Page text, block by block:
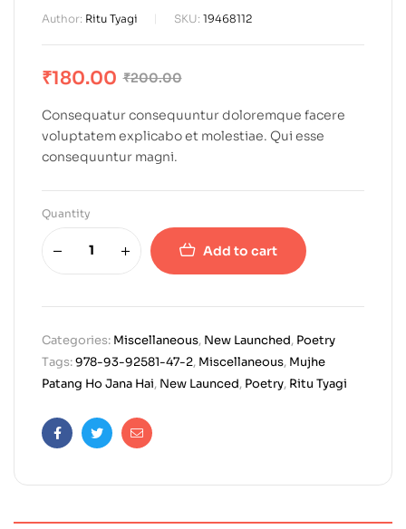
Author: Ritu Tyagi SKU: 19468112
₹200.00
₹180.00
Consequatur consequuntur doloremque facere
voluptatem explicabo et molestiae. Qui esse
consequuntur magni.
Quantity
Add to cart
Categories: Miscellaneous, New Launched, Poetry
Tags:978-93-92581-47-2, Miscellaneous, Mujhe
Patang Ho Jana Hai, New Launced, Poetry, Ritu Tyagi
FacebookTwitterEmail